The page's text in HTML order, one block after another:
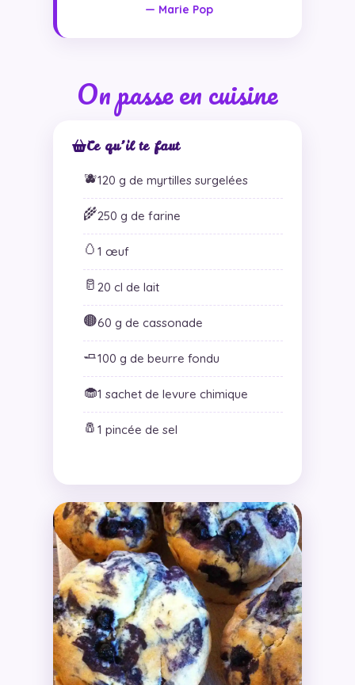
— Marie Pop
On passe en cuisine
Ce qu’il te faut
🫐120 g de myrtilles surgelées
🌾250 g de farine
🥚 1 œuf
🥛 20 cl de lait
🟤60 g de cassonade
🧈100 g de beurre fondu
🧁1 sachet de levure chimique
🧂 1 pincée de sel